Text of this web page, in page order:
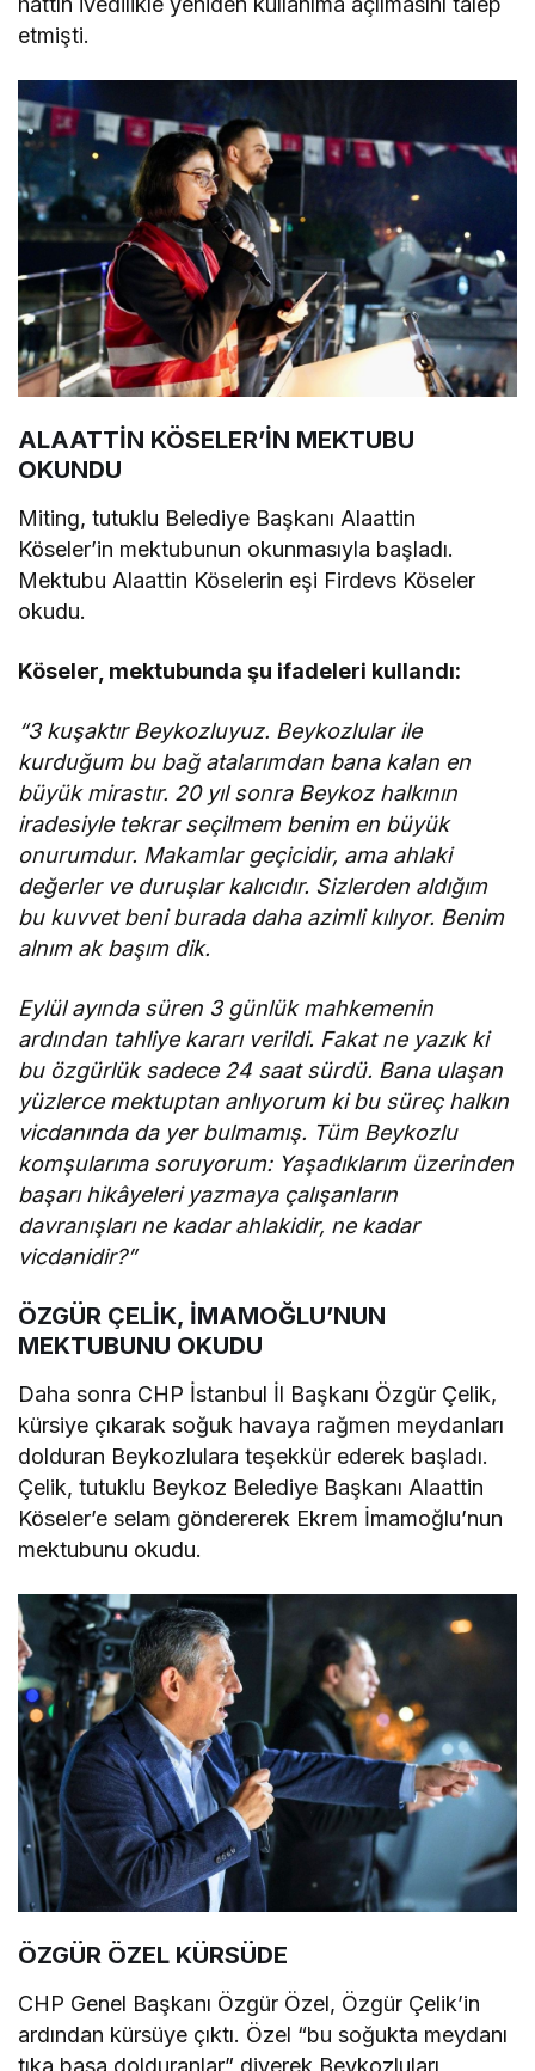
etmişti.
ALAATTİN KÖSELER’İN MEKTUBU
OKUNDU
Miting, tutuklu Belediye Başkanı Alaattin
Köseler’in mektubunun okunmasıyla başladı.
Mektubu Alaattin Köselerin eşi Firdevs Köseler
okudu.
Köseler, mektubunda şu ifadeleri kullandı:
“3 kuşaktır Beykozluyuz. Beykozlular ile
kurduğum bu bağ atalarımdan bana kalan en
büyük mirastır. 20 yıl sonra Beykoz halkının
iradesiyle tekrar seçilmem benim en büyük
onurumdur. Makamlar geçicidir, ama ahlaki
değerler ve duruşlar kalıcıdır. Sizlerden aldığım
bu kuvvet beni burada daha azimli kılıyor. Benim
alnım ak başım dik.
Eylül ayında süren 3 günlük mahkemenin
ardından tahliye kararı verildi. Fakat ne yazık ki
bu özgürlük sadece 24 saat sürdü. Bana ulaşan
yüzlerce mektuptan anlıyorum ki bu süreç halkın
vicdanında da yer bulmamış. Tüm Beykozlu
komşularıma soruyorum: Yaşadıklarım üzerinden
başarı hikâyeleri yazmaya çalışanların
davranışları ne kadar ahlakidir, ne kadar
vicdanidir?”
ÖZGÜR ÇELİK, İMAMOĞLU’NUN
MEKTUBUNU OKUDU
Daha sonra CHP İstanbul İl Başkanı Özgür Çelik,
kürsiye çıkarak soğuk havaya rağmen meydanları
dolduran Beykozlulara teşekkür ederek başladı.
Çelik, tutuklu Beykoz Belediye Başkanı Alaattin
Köseler’e selam göndererek Ekrem İmamoğlu’nun
mektubunu okudu.
ÖZGÜR ÖZEL KÜRSÜDE
CHP Genel Başkanı Özgür Özel, Özgür Çelik’in
ardından kürsüye çıktı. Özel “bu soğukta meydanı
tıka basa dolduranlar” diyerek Beykozluları